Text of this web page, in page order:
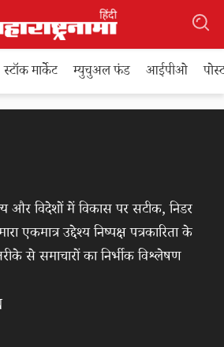
स्टॉक मार्केट म्युचुअल फंड आईपीओ
और विदेशों में विकास पर सटीक, निडर
एकमात्र उद्देश्य निष्पक्ष पत्रकारिता के
से समाचारों का निर्भीक विश्लेषण